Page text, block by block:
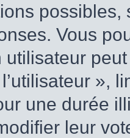
Vous
utilisateur
»,
une durée
leur